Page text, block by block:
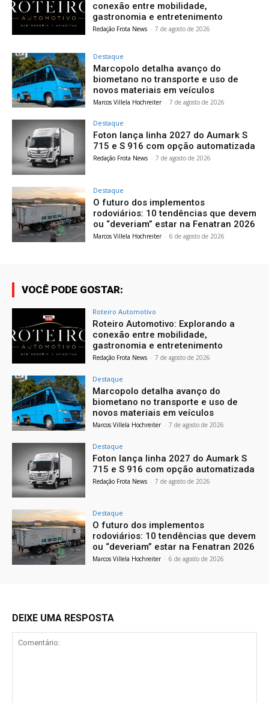
conexão entre mobilidade,
gastronomia e entretenimento
Redação Frota News - 7 de agosto de 2026
Destaque
Marcopolo detalha avanço do
biometano no transporte e uso de
novos materiais em veículos
Marcos Villela Hochreiter - 7 de agosto de 2026
Destaque
Foton lança linha 2027 do Aumark S
715 e S 916 com opção automatizada
Redação Frota News - 7 de agosto de 2026
Destaque
O futuro dos implementos
rodoviários: 10 tendências que devem
ou “deveriam” estar na Fenatran 2026
Marcos Villela Hochreiter - 6 de agosto de 2026
VOCÊ PODE GOSTAR:
Roteiro Automotivo
Roteiro Automotivo: Explorando a
conexão entre mobilidade,
gastronomia e entretenimento
Redação Frota News - 7 de agosto de 2026
Destaque
Marcopolo detalha avanço do
biometano no transporte e uso de
novos materiais em veículos
Marcos Villela Hochreiter - 7 de agosto de 2026
Destaque
Foton lança linha 2027 do Aumark S
715 e S 916 com opção automatizada
Redação Frota News - 7 de agosto de 2026
Destaque
O futuro dos implementos
rodoviários: 10 tendências que devem
ou “deveriam” estar na Fenatran 2026
Marcos Villela Hochreiter - 6 de agosto de 2026
DEIXE UMA RESPOSTA